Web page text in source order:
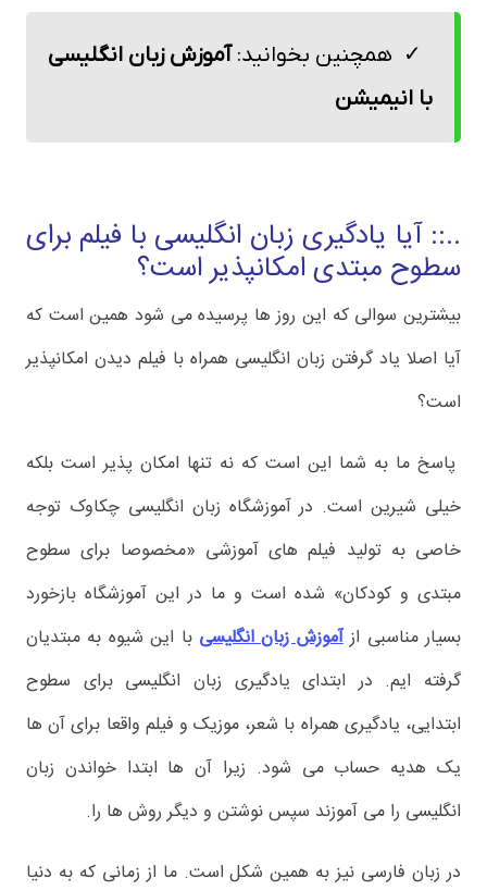
همچنین بخوانید:آموزش زبان انگلیسی
با انیمیشن
..:: آیا یادگیری زبان انگلیسی با فیلم برای
سطوح مبتدی امکانپذیر است؟
بیشترین سوالی که این روز ها پرسیده می شود همین است که
آیا اصلا یاد گرفتن زبان انگلیسی همراه با فیلم دیدن امکانپذیر
است؟
پاسخ ما به شما این است که نه تنها امکان پذیر است بلکه
خیلی شیرین است. در آموزشگاه زبان انگلیسی چکاوک توجه
خاصی به تولید فیلم های آموزشی «مخصوصا برای سطوح
مبتدی و کودکان» شده است و ما در این آموزشگاه بازخورد
بسیار مناسبی ازآموزش زبان انگلیسی با این شیوه به مبتدیان
گرفته ایم. در ابتدای یادگیری زبان انگلیسی برای سطوح
ابتدایی، یادگیری همراه با شعر، موزیک و فیلم واقعا برای آن ها
یک هدیه حساب می شود. زیرا آن ها ابتدا خواندن زبان
انگلیسی را می آموزند سپس نوشتن و دیگر روش ها را.
در زبان فارسی نیز به همین شکل است. ما از زمانی که به دنیا